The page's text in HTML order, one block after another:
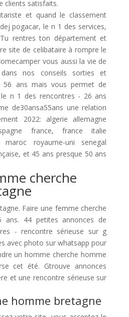
clients satisfaits.
et quand le classement
pogacar, le n 1 des services,
rentres ton département et
site de celibataire à rompre le
vous aussi la vie de
nos conseils sorties et
56 ans mais vous permet de
n 1 des rencontres - 26 ans
de30ansa55ans une relation
2022: algerie allemagne
france, france italie
maroc royaume-uni senegal
et 45 ans presque 50 ans
cherche
Faire une femme cherche
44 petites annonces de
- rencontre sérieuse sur g
avec photo sur whatsapp pour
un homme cherche homme
cet été. Gtrouve annonces
et une rencontre sérieuse sur
homme bretagne